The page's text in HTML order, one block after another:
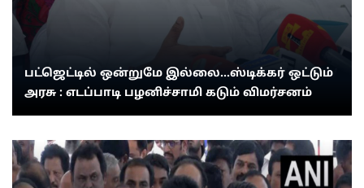
பட்ஜெட்டில் ஒன்றுமே இல்லை...ஸ்டிக்கர் ஒட்டும்
அரசு : எடப்பாடி பழனிச்சாமி கடும் விமர்சனம்